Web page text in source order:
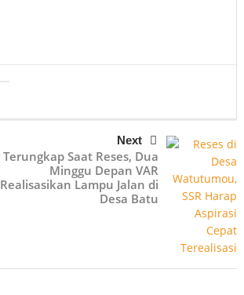
Next
Terungkap Saat Reses, Dua
Minggu Depan VAR
Realisasikan Lampu Jalan di
Desa Batu